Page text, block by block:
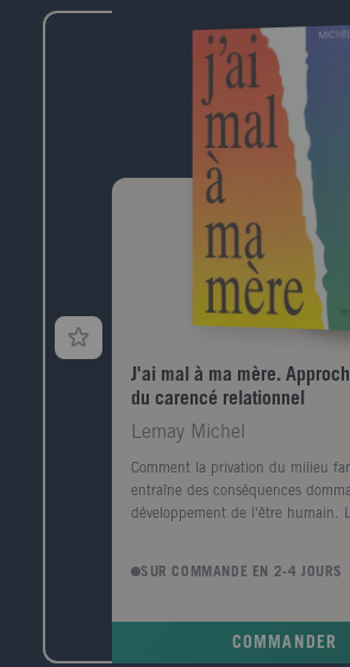
J'ai mal à ma mère.
du carencé relationnel
Lemay Michel
Comment la privation du milieu
entraîne des conséquences
développement de l'être humain.
SUR COMMANDE EN 2-4 JOURS
COMMANDER